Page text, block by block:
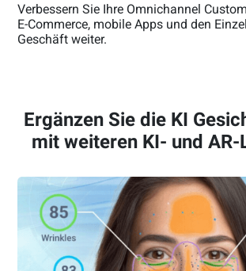
Verbessern Sie Ihre Omnichannel
E-Commerce, mobile Apps und den
Geschäft weiter.
Ergänzen Sie die KI
mit weiteren KI- und AR-